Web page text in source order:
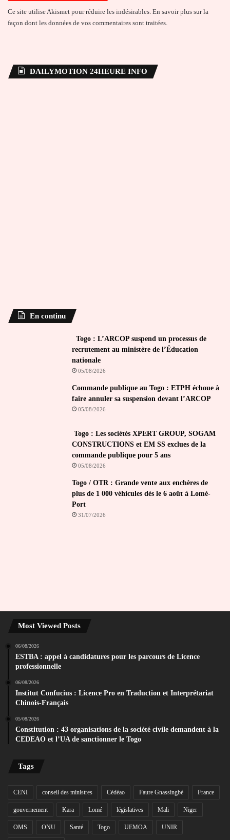
Ce site utilise Akismet pour réduire les indésirables. En savoir plus sur la
façon dont les données de vos commentaires sont traitées
DAILYMOTION 24HEURE INFO
En continu
Togo : L’ARCOP suspend un processus de
recrutement au ministère de l’Éducation
nationale
05/08/2026
Commande publique au Togo : ETPH échoue à
faire annuler sa suspension devant l’ARCOP
05/08/2026
Togo : Les sociétés XPERT GROUP, SOGAM
CONSTRUCTIONS et EM SS exclues de la
commande publique pour 5 ans
05/08/2026
Togo / OTR : Grande vente aux enchères de
plus de 1 000 véhicules dès le 6 août à Lomé-
Port
31/07/2026
Most Viewed Posts
06/08/2026
ESTBA : appel à candidatures pour les parcours de Licence
professionnelle
06/08/2026
Institut Confucius : Licence Pro en Traduction et Interprétariat
Chinois-Français
05/08/2026
Constitution : 43 organisations de la société civile demandent à la
CEDEAO et l’UA de sanctionner le Togo
Tags
CENI conseil des ministres Cédéao Faure Gnassingbé France
gouvernement Kara Lomé législatives Mali Niger
OMS ONU Santé Togo UEMOA UNIR